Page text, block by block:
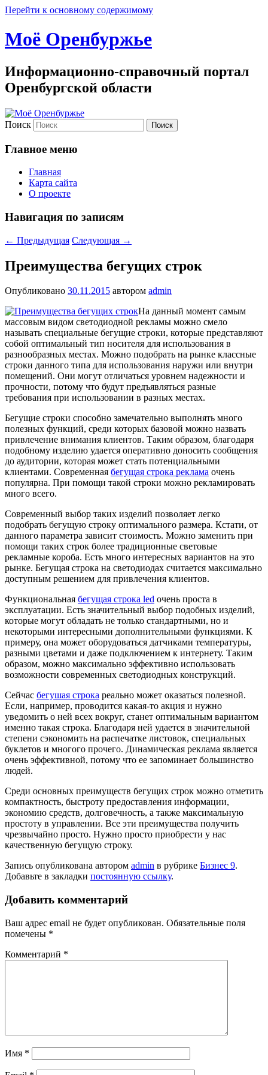
Перейти к основному содержимому
Моё Оренбуржье
Информационно-справочный портал
Оренбургской области
Поиск
Главное меню
Главная
Карта сайта
О проекте
Навигация по записям
← Предыдущая Следующая →
Преимущества бегущих строк
Опубликовано 30.11.2015 автором admin
На данный момент самым
массовым видом светодиодной рекламы можно смело
называть специальные бегущие строки, которые представляют
собой оптимальный тип носителя для использования в
разнообразных местах. Можно подобрать на рынке классные
строки данного типа для использования наружи или внутри
помещений. Они могут отличаться уровнем надежности и
прочности, потому что будут предъявляться разные
требования при использовании в разных местах.
Бегущие строки способно замечательно выполнять много
полезных функций, среди которых базовой можно назвать
привлечение внимания клиентов. Таким образом, благодаря
подобному изделию удается оперативно доносить сообщения
до аудитории, которая может стать потенциальными
клиентами. Современная бегущая строка реклама очень
популярна. При помощи такой строки можно рекламировать
много всего.
Современный выбор таких изделий позволяет легко
подобрать бегущую строку оптимального размера. Кстати, от
данного параметра зависит стоимость. Можно заменить при
помощи таких строк более традиционные световые
рекламные короба. Есть много интересных вариантов на это
рынке. Бегущая строка на светодиодах считается максимально
доступным решением для привлечения клиентов.
Функциональная бегущая строка led очень проста в
эксплуатации. Есть значительный выбор подобных изделий,
которые могут обладать не только стандартными, но и
некоторыми интересными дополнительными функциями. К
примеру, она может оборудоваться датчиками температуры,
разными цветами и даже подключением к интернету. Таким
образом, можно максимально эффективно использовать
возможности современных светодиодных конструкций.
Сейчас бегушая строка реально может оказаться полезной.
Если, например, проводится какая-то акция и нужно
уведомить о ней всех вокруг, станет оптимальным вариантом
именно такая строка. Благодаря ней удается в значительной
степени сэкономить на распечатке листовок, специальных
буклетов и многого прочего. Динамическая реклама является
очень эффективной, потому что ее запоминает большинство
людей.
Среди основных преимуществ бегущих строк можно отметить
компактность, быстроту предоставления информации,
экономию средств, долговечность, а также максимальную
простоту в управлении. Все эти преимущества получить
чрезвычайно просто. Нужно просто приобрести у нас
качественную бегущую строку.
Запись опубликована автором admin в рубрике Бизнес 9.
Добавьте в закладки постоянную ссылку.
Добавить комментарий
Ваш адрес email не будет опубликован. Обязательные поля
помечены *
Комментарий *
Имя *